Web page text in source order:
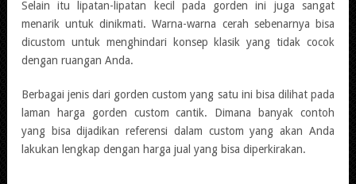
Selain itu lipatan-lipatan kecil pada gorden ini juga sangat
menarik untuk dinikmati. Warna-warna cerah sebenarnya bisa
dicustom untuk menghindari konsep klasik yang tidak cocok
dengan ruangan Anda.
Berbagai jenis dari gorden custom yang satu ini bisa dilihat pada
laman harga gorden custom cantik. Dimana banyak contoh
yang bisa dijadikan referensi dalam custom yang akan Anda
lakukan lengkap dengan harga jual yang bisa diperkirakan.